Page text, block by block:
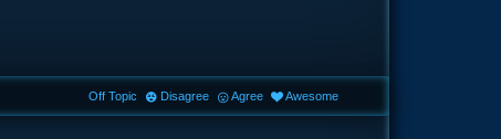
Off Topic Disagree Agree Awesome